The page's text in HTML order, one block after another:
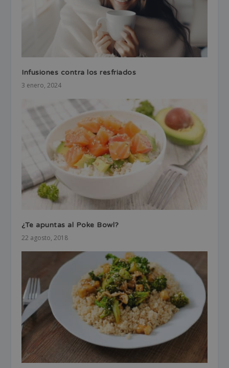
Infusiones contra los resfriados
3 enero, 2024
¿Te apuntas al Poke Bowl?
22 agosto, 2018